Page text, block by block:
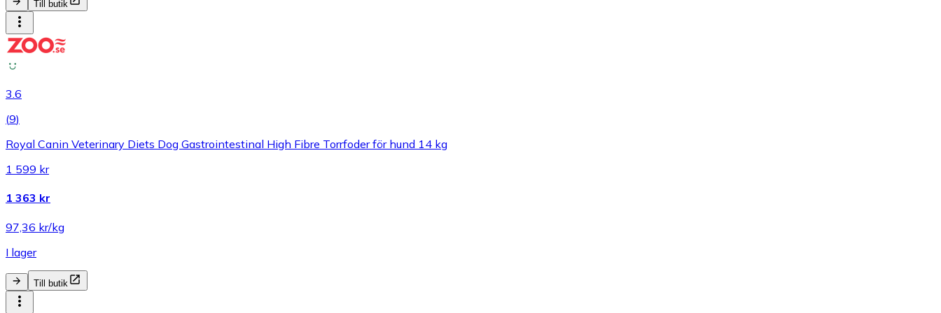
Till butik
3.6
(9)
Royal Canin Veterinary Diets Dog Gastrointestinal High Fibre Torrfoder för hund 14 kg
1 599 kr
1 363 kr
97,36 kr/kg
I lager
Till butik